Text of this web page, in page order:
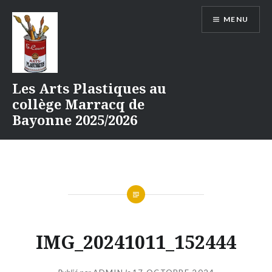
contenu
Les Arts Plastiques au
collège Marracq de
Bayonne 2025/2026
MENU
IMG_20241011_152444